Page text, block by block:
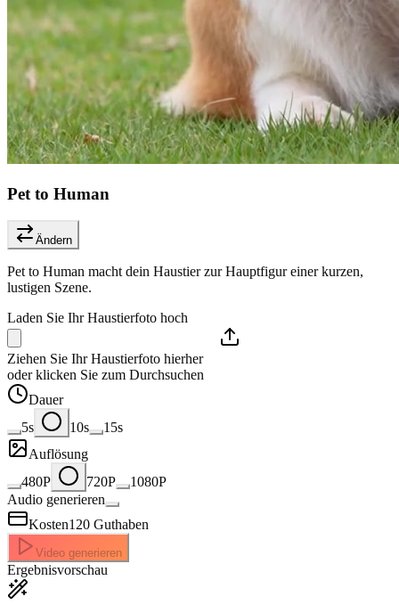
Pet to Human
Ändern
Pet to Human macht dein Haustier zur Hauptfigur einer kurzen,
lustigen Szene.
Laden Sie Ihr Haustierfoto hoch
Ziehen Sie Ihr Haustierfoto hierher
oder klicken Sie zum Durchsuchen
Dauer
5s
10s
15s
Auflösung
480P
720P
1080P
Audio generieren
Kosten120 Guthaben
Video generieren
Ergebnisvorschau